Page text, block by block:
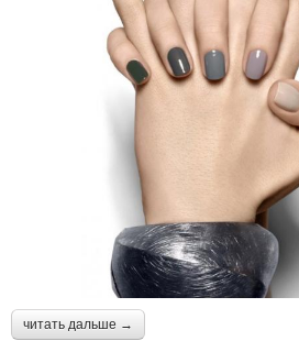
читать дальше →